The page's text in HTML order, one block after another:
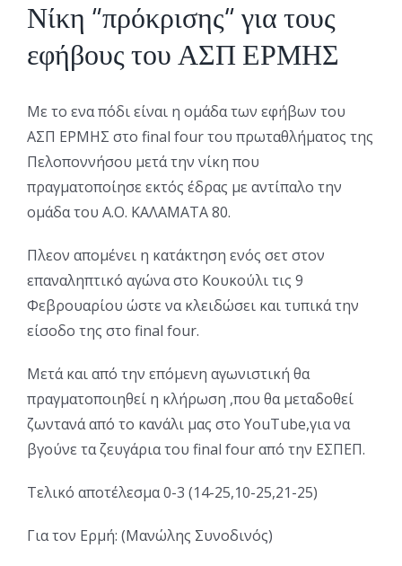
Νίκη “πρόκρισης” για τους
εφήβους του ΑΣΠ ΕΡΜΗΣ
Με το ενα πόδι είναι η ομάδα των εφήβων του
ΑΣΠ ΕΡΜΗΣ στο final four του πρωταθλήματος της
Πελοποννήσου μετά την νίκη που
πραγματοποίησε εκτός έδρας με αντίπαλο την
ομάδα του Α.Ο. ΚΑΛΑΜΑΤΑ 80.
Πλεον απομένει η κατάκτηση ενός σετ στον
επαναληπτικό αγώνα στο Κουκούλι τις 9
Φεβρουαρίου ώστε να κλειδώσει και τυπικά την
είσοδο της στο final four.
Μετά και από την επόμενη αγωνιστική θα
πραγματοποιηθεί η κλήρωση ,που θα μεταδοθεί
ζωντανά από το κανάλι μας στο YouTube,για να
βγούνε τα ζευγάρια του final four από την ΕΣΠΕΠ.
Τελικό αποτέλεσμα 0-3 (14-25,10-25,21-25)
Για τον Ερμή: (Μανώλης Συνοδινός)